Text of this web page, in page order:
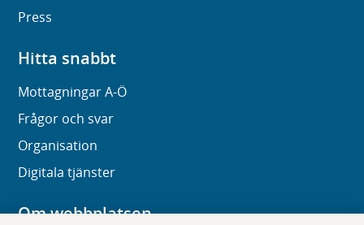
Press
Hitta snabbt
Mottagningar A-Ö
Frågor och svar
Organisation
Digitala tjänster
Om webbplatsen